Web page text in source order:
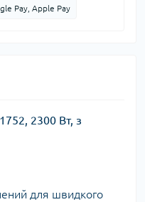
Pay, Apple Pay
2300 Вт, з
для швидкого